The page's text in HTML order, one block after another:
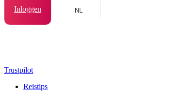
Inloggen NL
Trustpilot
Reistips